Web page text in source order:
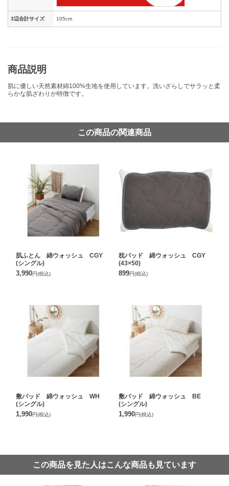
3辺合計サイズ 105cm
商品説明
肌に優しい天然素材綿100%生地を使用しています。洗いざらしでサラッと柔
らかな肌ざわりが特徴です。
この商品の関連商品
肌ふとん 綿ウォッシュ CGY
(シングル)
3,990円(税込)
枕パッド 綿ウォッシュ CGY
(43×50)
899円(税込)
敷パッド 綿ウォッシュ WH
(シングル)
1,990円(税込)
敷パッド 綿ウォッシュ BE
(シングル)
1,990円(税込)
この商品を見た人はこんな商品も見ています